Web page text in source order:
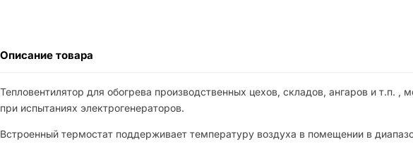
Описание товара
Тепловентилятор для обогрева производственных цехов, складов, ангаров и т.п.
при испытаниях электрогенераторов.
Встроенный термостат поддерживает температуру воздуха в помещении в